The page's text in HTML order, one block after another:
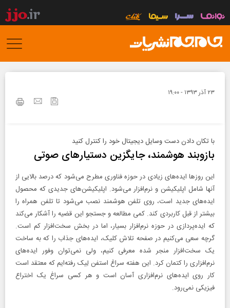
۲۳ آذر ۱۳۹۳ - ۱۹:۰۰
با تکان دادن دست وسایل دیجیتال خود را کنترل کنید
بازوبند هوشمند، جایگزین دستیارهای صوتی
این روزها ایده‌های زیادی در حوزه فناوری مطرح می‌شود که درصد بالایی از
آنها شامل اپلیکیشن و نرم‌افزار می‌شود. اپلیکیشن‌های جدیدی که محصول
ایده‌های جدید است، روی تلفن هوشمند نصب می‌شود تا تلفن همراه را
بیشتر از قبل کاربردی کند. کمی مطالعه و جستجو این قضیه را آشکار می‌کند
که ایده‌پردازی در حوزه نرم‌افزار بسیار، اما در بخش سخت‌افزار کم است.
گرچه سعی می‌کنیم در صفحه تلاش کلیک، ایده‌های جذاب را که به ساخت
یک سخت‌افزار منجر شده معرفی کنیم، ولی نمی‌توان وفور ایده‌های
نرم‌افزاری را کتمان کرد. این هفته سراغ استفن لِیک رفته‌ایم که معتقد است
کار روی ایده‌های نرم‌افزاری آسان است و هر کسی سراغ یک اختراع
فیزیکی نمی‌رود.